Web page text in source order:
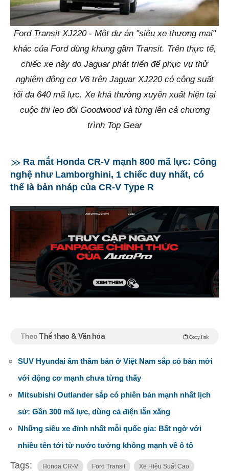
Ford Transit XJ220 - Một dự án "siêu xe thương mại"
khác của Ford dùng khung gầm Transit. Trên thực tế,
chiếc xe này do Jaguar phát triển để phục vụ thử
nghiệm động cơ V6 trên Jaguar XJ220 có công suất
tối đa 640 mã lực. Xe khá thường xuyên xuất hiện tại
cuộc thi leo đồi Goodwood và từng lên cả chương
trình Top Gear
Ra mắt Honda CR-V mạnh 800 mã lực: Công
nghệ như Lamborghini, 1 chiếc duy nhất, có
thể là bản nháp của CR-V Type R
Theo Thể thao & Văn hóa Copy link
SUV Hyundai âm thầm bán ở Việt Nam sắp có bản mới
với động cơ mạnh chưa từng thấy
Mitsubishi Outlander sắp có phiên bản mạnh nhất lịch
sử: Gần 300 mã lực, dùng cả điện lẫn xăng
Những siêu xe đỉnh nhất mỗi quốc gia: Bất ngờ với
nhiều tên tới từ nước tưởng không mạnh về ô tô
Tags: Honda CR-V Ford Transit Xe Hiệu Suất Cao